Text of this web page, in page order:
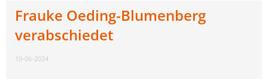
Frauke Oeding-Blumenberg
verabschiedet
10-06-2024